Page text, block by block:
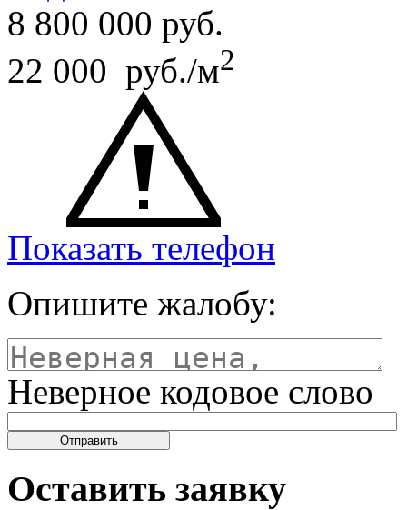
8 800 000 руб.
22 000 руб./м2
Показать телефон
Опишите жалобу:
Неверное кодовое слово
Оставить заявку